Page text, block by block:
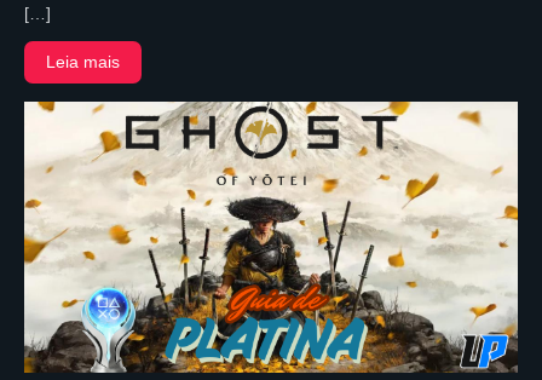
[…]
Leia mais